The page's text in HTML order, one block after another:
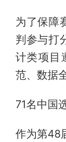
为了保障
判参与打
计类项目
范、数据
71名中国
作为第48